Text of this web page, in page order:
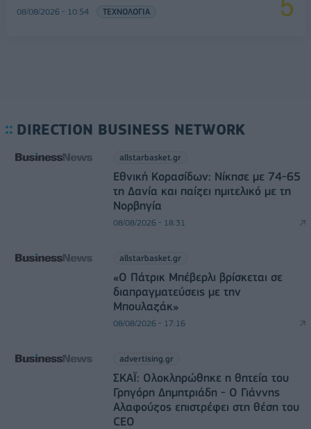
08/08/2026 - 10:54 ΤΕΧΝΟΛΟΓΙΑ
DIRECTION BUSINESS NETWORK
allstarbasket.gr
Εθνική Κορασίδων: Νίκησε με 74-65
τη Δανία και παίζει ημιτελικό με τη
Νορβηγία
08/08/2026 - 18:31
allstarbasket.gr
«Ο Πάτρικ Μπέβερλι βρίσκεται σε
διαπραγματεύσεις με την
Μπουλαζάκ»
08/08/2026 - 17:16
advertising.gr
ΣΚΑΪ: Ολοκληρώθηκε η θητεία του
Γρηγόρη Δημητριάδη - Ο Γιάννης
Αλαφούζος επιστρέφει στη θέση του
CEO